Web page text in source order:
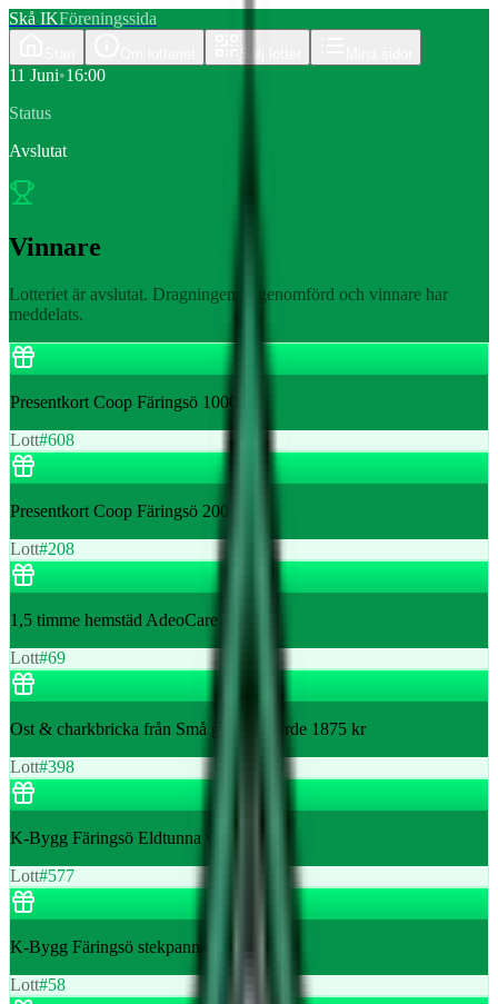
Skå IKFöreningssida
11 Juni•16:00
Status
Avslutat
Vinnare
Lotteriet är avslutat. Dragningen är genomförd och vinnare har
meddelats.
Presentkort Coop Färingsö 1000 kr
Lott#608
Presentkort Coop Färingsö 200 kr
Lott#208
1,5 timme hemstäd AdeoCare
Lott#69
Ost & charkbricka från Små grytor - värde 1875 kr
Lott#398
K-Bygg Färingsö Eldtunna värd 499 kr
Lott#577
K-Bygg Färingsö stekpanna värd 799 kr
Lott#58